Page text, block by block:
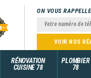
ON VOUS
VOIR NOS
RÉNOVATION
CUISINE 78
PLOMBIER
78